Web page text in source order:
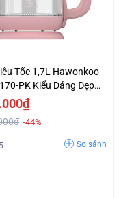
Tốc 1,7L Hawonkoo
PK Kiểu Dáng Đẹp
Đãi
-44%
So sánh